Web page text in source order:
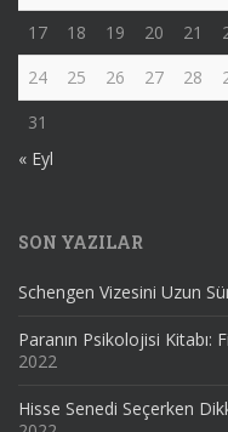
17
18 19 20 21
24
25 26 27 28
31
« Eyl
SON YAZILAR
Schengen Vizesini Uzun
Paranın Psikolojisi Kitabı:
2022
Hisse Senedi Seçerken